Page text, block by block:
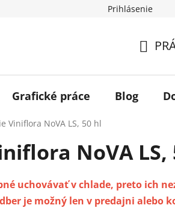
Prihlásenie
KOŠÍK
Grafické práce Blog
Viniflora NoVA LS, 50 hl
NoVA LS,
uchovávať v chlade, preto ich
je možný len v predajni alebo